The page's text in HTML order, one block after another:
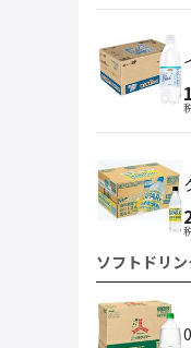
ソフトドリン